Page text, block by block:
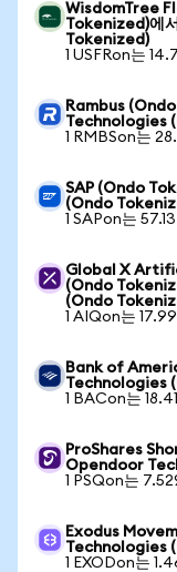
WisdomTree
Tokenized)에
Tokenized)
1 USFRon는
Rambus
Technologies
1 RMBSon는
SAP (Ondo
(Ondo
1 SAPon는
Global X
(Ondo
(Ondo
1 AIQon는
Bank of
Technologies
1 BACon는
ProShares
Opendoor
1 PSQon는
Exodus
Technologies
1 EXODon는